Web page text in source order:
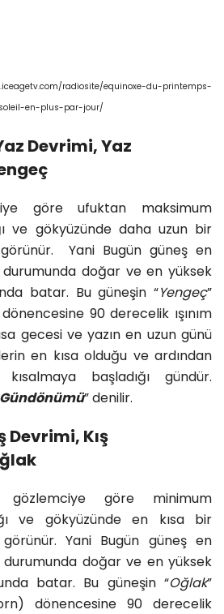
radiosite/equinoxe-du-printemps-
en-plus-par-jour/
Devrimi, Yaz
göre ufuktan maksimum
ve gökyüzünde daha uzun bir
Yani Bugün güneş en
doğar ve en yüksek
batar. Bu güneşin “Yengeç”
90 derecelik ışınım
gecesi ve yazın en uzun günü
en kısa olduğu ve ardından
başladığı gündür.
Gündönümü” denilir.
Devrimi, Kış
gözlemciye göre minimum
ve gökyüzünde en kısa bir
Yani Bugün güneş en
doğar ve en yüksek
batar. Bu güneşin “Oğlak”
dönencesine 90 derecelik